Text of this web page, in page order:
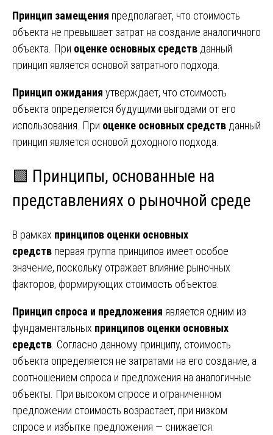
Принцип замещения предполагает, что стоимость
объекта не превышает затрат на создание аналогичного
объекта. При оценке основных средств данный
принцип является основой затратного подхода.
Принцип ожидания утверждает, что стоимость
объекта определяется будущими выгодами от его
использования. При оценке основных средств данный
принцип является основой доходного подхода.
🟩 Принципы, основанные на
представлениях о рыночной среде
В рамках принципов оценки основных
средств первая группа принципов имеет особое
значение, поскольку отражает влияние рыночных
факторов, формирующих стоимость объектов.
Принцип спроса и предложения является одним из
фундаментальных принципов оценки основных
средств. Согласно данному принципу, стоимость
объекта определяется не затратами на его создание, а
соотношением спроса и предложения на аналогичные
объекты. При высоком спросе и ограниченном
предложении стоимость возрастает, при низком
спросе и избытке предложения — снижается.